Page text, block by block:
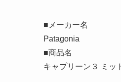
■メーカー名
Patagonia
■商品名
キャプリーン３ ミッ